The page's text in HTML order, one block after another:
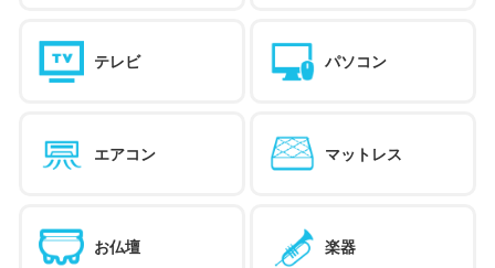
テレビ パソコン
エアコン マットレス
お仏壇 楽器